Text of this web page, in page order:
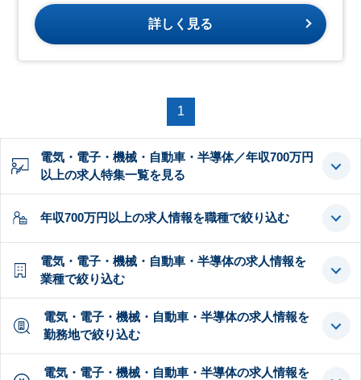
詳しく見る
1
電気・電子・機械・自動車・半導体／年収700万円
以上の求人特集一覧を見る
年収700万円以上の求人情報を職種で絞り込む
電気・電子・機械・自動車・半導体の求人情報を
業種で絞り込む
電気・電子・機械・自動車・半導体の求人情報を
勤務地で絞り込む
電気・電子・機械・自動車・半導体の求人情報を